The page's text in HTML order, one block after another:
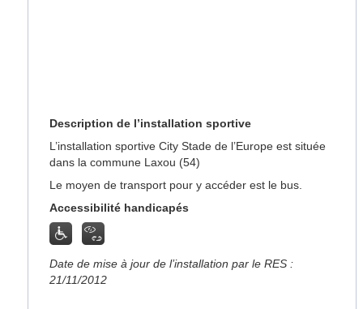
Description de l’installation sportive
L’installation sportive City Stade de l’Europe est située
dans la commune Laxou (54)
Le moyen de transport pour y accéder est le bus.
Accessibilité handicapés
Date de mise à jour de l’installation par le RES :
21/11/2012